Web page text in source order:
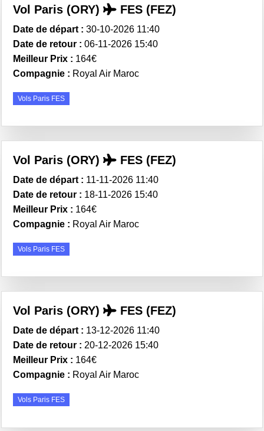
Vol Paris (ORY) FES (FEZ)
Date de départ : 30-10-2026 11:40
Date de retour : 06-11-2026 15:40
Meilleur Prix : 164€
Compagnie : Royal Air Maroc
Vols Paris FES
Vol Paris (ORY) FES (FEZ)
Date de départ : 11-11-2026 11:40
Date de retour : 18-11-2026 15:40
Meilleur Prix : 164€
Compagnie : Royal Air Maroc
Vols Paris FES
Vol Paris (ORY) FES (FEZ)
Date de départ : 13-12-2026 11:40
Date de retour : 20-12-2026 15:40
Meilleur Prix : 164€
Compagnie : Royal Air Maroc
Vols Paris FES